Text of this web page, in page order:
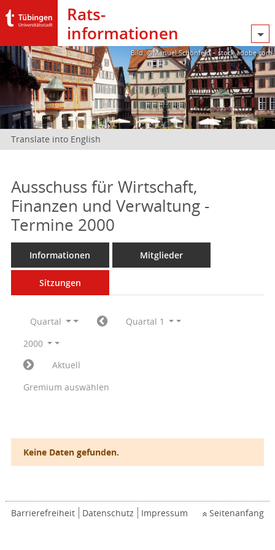
Rats­
informationen
Bild: @Manuel Schönfeld – stock.adobe.com
Translate into English
Ausschuss für Wirtschaft,
Finanzen und Verwaltung -
Termine 2000
Informationen Mitglieder
Sitzungen
Quartal
Quartal 1
2000
Aktuell
Gremium auswählen
Keine Daten gefunden.
Barrierefreiheit Datenschutz Impressum Seitenanfang